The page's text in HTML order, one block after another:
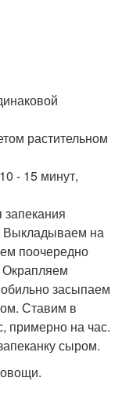
растительном
- 15 минут,
Выкладываем на
поочередно
засыпаем
Ставим в
примерно на час.
сыром.